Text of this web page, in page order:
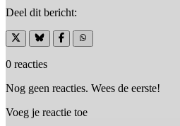
Deel dit bericht:
0 reacties
Nog geen reacties. Wees de eerste!
Voeg je reactie toe